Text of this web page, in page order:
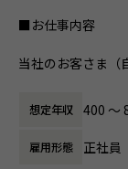
■お仕事内容
当社のお客さま（
を用いた製品・
の開発業務に従事
例えば、、、
想定年収 400 〜
雇用形態 正社員